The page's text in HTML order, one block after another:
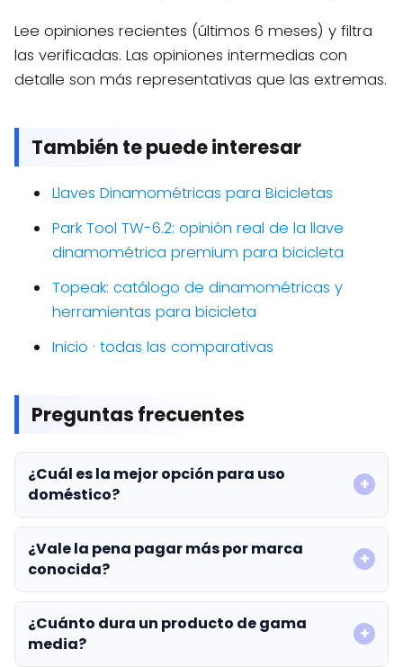
Lee opiniones recientes (últimos 6 meses) y filtra
las verificadas. Las opiniones intermedias con
detalle son más representativas que las extremas.
También te puede interesar
Llaves Dinamométricas para Bicicletas
Park Tool TW-6.2: opinión real de la llave
dinamométrica premium para bicicleta
Topeak: catálogo de dinamométricas y
herramientas para bicicleta
Inicio · todas las comparativas
Preguntas frecuentes
¿Cuál es la mejor opción para uso
doméstico?
¿Vale la pena pagar más por marca
conocida?
¿Cuánto dura un producto de gama
media?